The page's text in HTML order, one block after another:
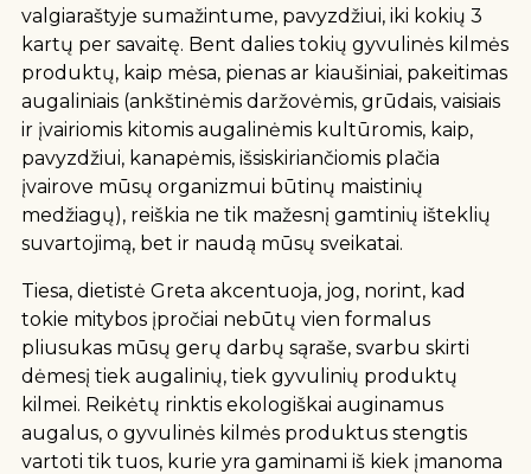
valgiaraštyje sumažintume, pavyzdžiui, iki kokių 3
kartų per savaitę. Bent dalies tokių gyvulinės kilmės
produktų, kaip mėsa, pienas ar kiaušiniai, pakeitimas
augaliniais (ankštinėmis daržovėmis, grūdais, vaisiais
ir įvairiomis kitomis augalinėmis kultūromis, kaip,
pavyzdžiui, kanapėmis, išsiskiriančiomis plačia
įvairove mūsų organizmui būtinų maistinių
medžiagų), reiškia ne tik mažesnį gamtinių išteklių
suvartojimą, bet ir naudą mūsų sveikatai.
Tiesa, dietistė Greta akcentuoja, jog, norint, kad
tokie mitybos įpročiai nebūtų vien formalus
pliusukas mūsų gerų darbų sąraše, svarbu skirti
dėmesį tiek augalinių, tiek gyvulinių produktų
kilmei. Reikėtų rinktis ekologiškai auginamus
augalus, o gyvulinės kilmės produktus stengtis
vartoti tik tuos, kurie yra gaminami iš kiek įmanoma